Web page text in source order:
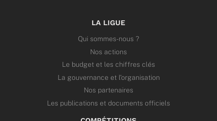
LA LIGUE
Qui sommes-nous ?
Nos actions
Le budget et les chiffres clés
La gouvernance et l’organisation
Nos partenaires
Les publications et documents officiels